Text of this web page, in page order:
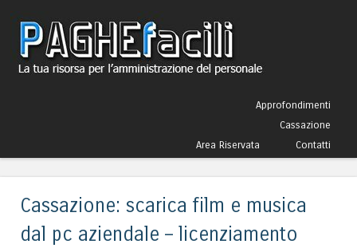
Skip to contentApprofondimenti
Cassazione
Area Riservata
Contatti
Cassazione: scarica film e musica
dal pc aziendale – licenziamento